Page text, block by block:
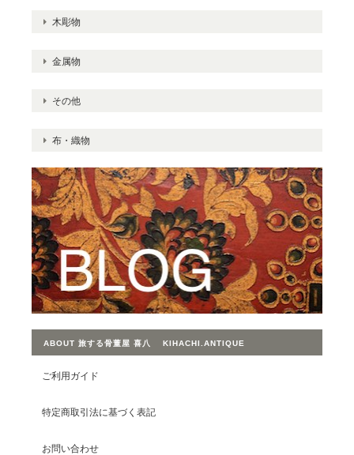
木彫物
金属物
その他
布・織物
ABOUT 旅する骨董屋 喜八 KIHACHI.ANTIQUE
ご利用ガイド
特定商取引法に基づく表記
お問い合わせ